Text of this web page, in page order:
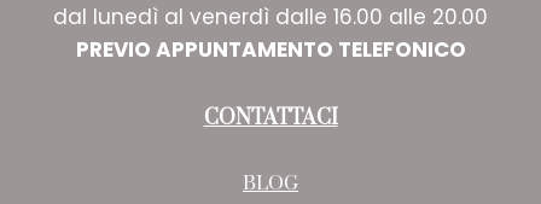
dal lunedì al venerdì dalle 16.00 alle 20.00
PREVIO APPUNTAMENTO TELEFONICO
CONTATTACI
BLOG